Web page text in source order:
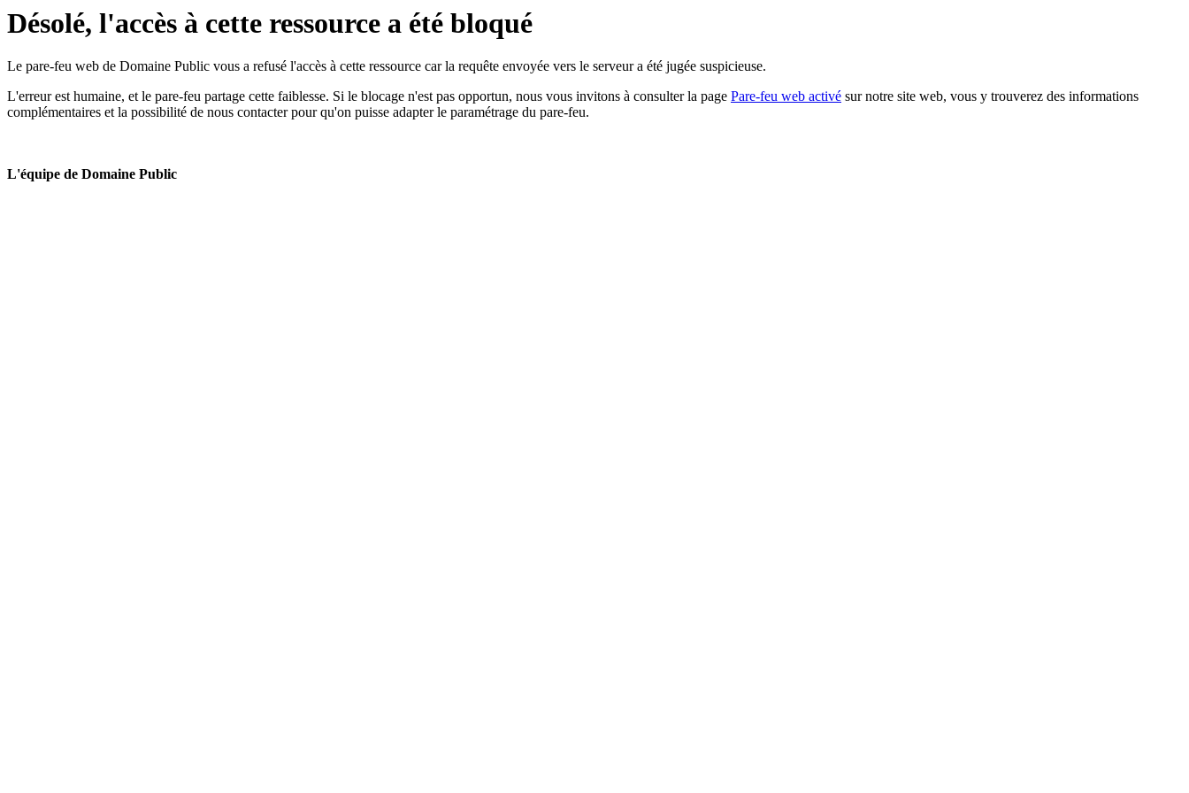
Désolé, l'accès à cette ressource a été bloqué
Le pare-feu web de Domaine Public vous a refusé l'accès à cette ressource car la requête envoyée vers le serveur a été jugée suspicieuse.
L'erreur est humaine, et le pare-feu partage cette faiblesse. Si le blocage n'est pas opportun, nous vous invitons à consulter la page Pare-feu web activé sur notre site web, vous y trouverez des informations
complémentaires et la possibilité de nous contacter pour qu'on puisse adapter le paramétrage du pare-feu.
L'équipe de Domaine Public